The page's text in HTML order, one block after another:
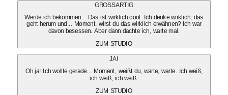
GROSSARTIG
Werde ich bekommen... Das ist wirklich cool. Ich denke wirklich, das
geht herum und... Moment, wirst du das wirklich erwähnen? Ich war
davon besessen. Aber dann dachte ich, warte mal.
ZUM STUDIO
JA!
Oh ja! Ich wollte gerade... Moment, weißt du, warte, warte. Ich weiß,
ich weiß, ich weiß.
ZUM STUDIO